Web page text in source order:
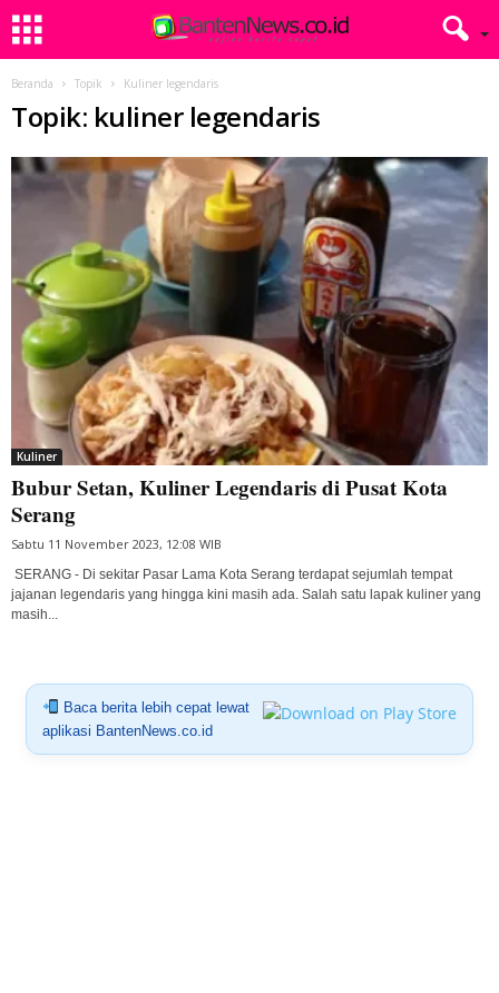
Beranda Topik Kuliner legendaris
Topik: kuliner legendaris
Kuliner
Bubur Setan, Kuliner Legendaris di Pusat Kota
Serang
Sabtu 11 November 2023, 12:08 WIB
SERANG - Di sekitar Pasar Lama Kota Serang terdapat sejumlah tempat
jajanan legendaris yang hingga kini masih ada. Salah satu lapak kuliner yang
masih...
Baca berita lebih cepat lewat
aplikasi BantenNews.co.id